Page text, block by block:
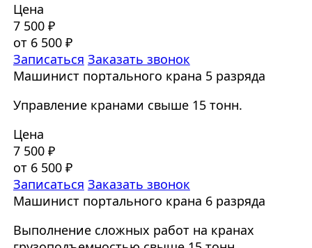
Цена
7 500 ₽
от 6 500 ₽
Записаться Заказать звонок
Машинист портального крана 5 разряда
Управление кранами свыше 15 тонн.
Цена
7 500 ₽
от 6 500 ₽
Записаться Заказать звонок
Машинист портального крана 6 разряда
Выполнение сложных работ на кранах